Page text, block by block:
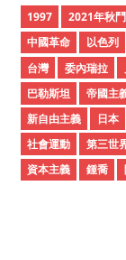
v
e
s
1997 2021年秋鬥
中國革命
以色列
台灣
委內瑞拉
巴勒斯坦
帝國主
新自由主義
日本
社會運動
第三世
資本主義
鍾喬